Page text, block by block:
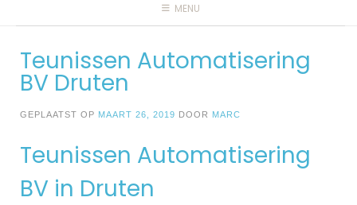
MENU
Teunissen Automatisering
BV Druten
GEPLAATST OP MAART 26, 2019 DOOR MARC
Teunissen Automatisering
BV in Druten